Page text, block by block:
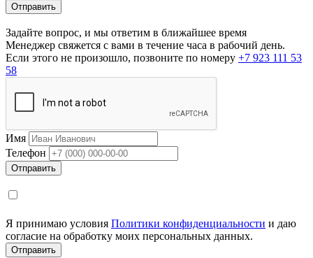
Задайте вопрос, и мы ответим в ближайшее время
Менеджер свяжется с вами в течение часа в рабочий день.
Если этого не произошло, позвоните по номеру +7 923 111 53
58
Имя
Телефон
Я принимаю условия Политики конфиденциальности и даю
согласие на обработку моих персональных данных.